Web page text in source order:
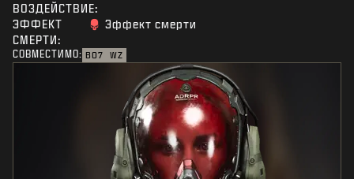
ВОЗДЕЙСТВИЕ:
ЭФФЕКТ
СМЕРТИ:
Эффект смерти
СОВМЕСТИМО: BO7 WZ